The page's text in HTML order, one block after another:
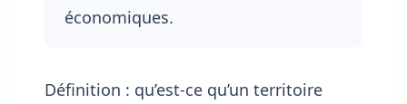
économiques.
Définition : qu’est-ce qu’un territoire